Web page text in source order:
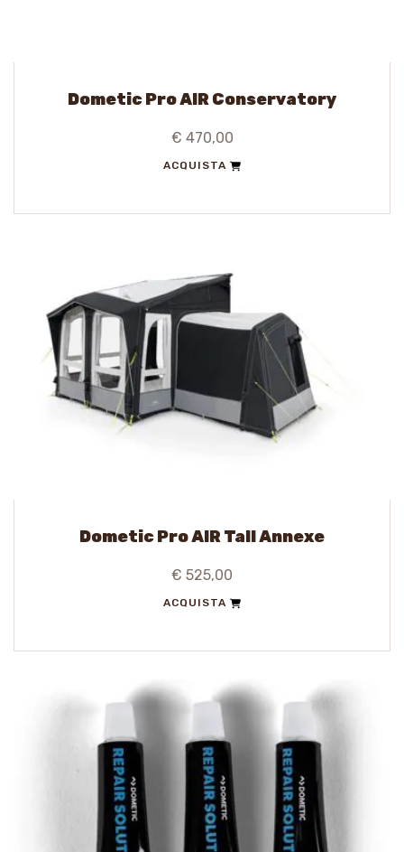
Dometic Pro AIR Conservatory
€ 470,00
ACQUISTA
Dometic Pro AIR Tall Annexe
€ 525,00
ACQUISTA